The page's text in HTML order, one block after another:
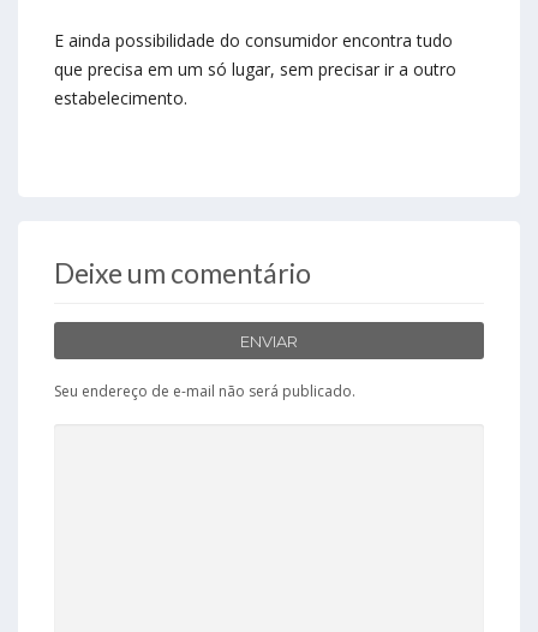
E ainda possibilidade do consumidor encontra tudo
que precisa em um só lugar, sem precisar ir a outro
estabelecimento.
Deixe um comentário
ENVIAR
Seu endereço de e-mail não será publicado.